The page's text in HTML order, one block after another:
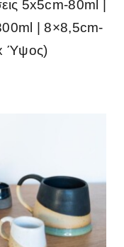
5x5cm-80ml |
| 8×8,5cm-
Ύψος)